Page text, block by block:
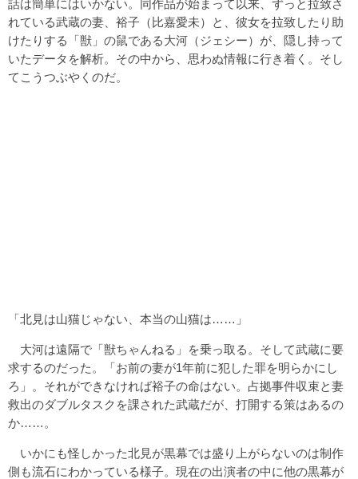
話は簡単にはいかない。同作品が始まって以来、ずっと拉致さ
れている武蔵の妻、裕子（比嘉愛未）と、彼女を拉致したり助
けたりする「獣」の鼠である大河（ジェシー）が、隠し持って
いたデータを解析。その中から、思わぬ情報に行き着く。そし
てこうつぶやくのだ。
「北見は山猫じゃない、本当の山猫は……」
大河は遠隔で「獣ちゃんねる」を乗っ取る。そして武蔵に要
求するのだった。「お前の妻が1年前に犯した罪を明らかにし
ろ」。それができなければ裕子の命はない。占拠事件収束と妻
救出のダブルタスクを課された武蔵だが、打開する策はあるの
か……。
いかにも怪しかった北見が黒幕では盛り上がらないのは制作
側も流石にわかっている様子。現在の出演者の中に他の黒幕が